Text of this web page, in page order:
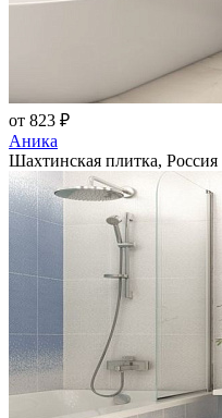
от 823 ₽
Аника
Шахтинская плитка, Россия